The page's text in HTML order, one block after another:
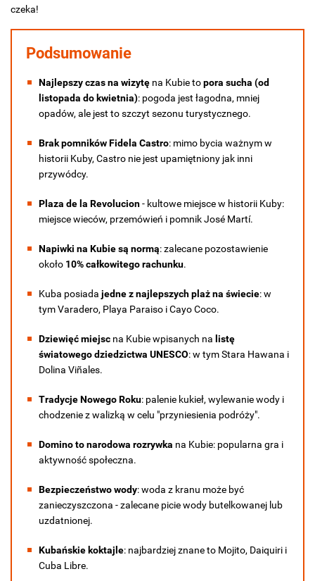
czeka!
Podsumowanie
Najlepszy czas na wizytę na Kubie topora sucha (od
listopada do kwietnia): pogoda jest łagodna, mniej
opadów, ale jest to szczyt sezonu turystycznego.
Brak pomników Fidela Castro: mimo bycia ważnym w
historii Kuby, Castro nie jest upamiętniony jak inni
przywódcy.
Plaza de la Revolucion- kultowe miejsce w historii Kuby:
miejsce wieców, przemówień i pomnik José Martí.
Napiwki na Kubie są normą: zalecane pozostawienie
około 10% całkowitego rachunku.
Kuba posiada jedne z najlepszych plaż na świecie: w
tym Varadero, Playa Paraiso i Cayo Coco.
Dziewięć miejsc na Kubie wpisanych na listę
światowego dziedzictwa UNESCO: w tym Stara Hawana i
Dolina Viñales.
Tradycje Nowego Roku: palenie kukieł, wylewanie wody i
chodzenie z walizką w celu "przyniesienia podróży".
Domino to narodowa rozrywka na Kubie: popularna gra i
aktywność społeczna.
Bezpieczeństwo wody: woda z kranu może być
zanieczyszczona - zalecane picie wody butelkowanej lub
uzdatnionej.
Kubańskie koktajle: najbardziej znane to Mojito, Daiquiri i
Cuba Libre.